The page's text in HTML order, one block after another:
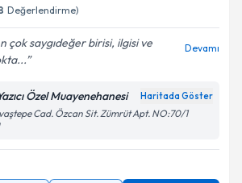
Değerlendirme)
çok saygıdeğer birisi, ilgisi ve
Devamı
Özel Muayenehanesi Haritada Göster
Cad. Özcan Sit. Zümrüt Apt. NO:70/1